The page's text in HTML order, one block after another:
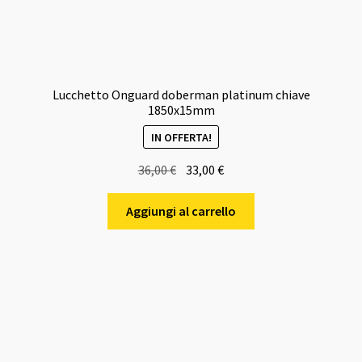
Lucchetto Onguard doberman platinum chiave
1850x15mm
IN OFFERTA!
36,00€
prezzo
originale
era:
33,00€Il
prezzo
attuale
è:
Aggiungi al carrello